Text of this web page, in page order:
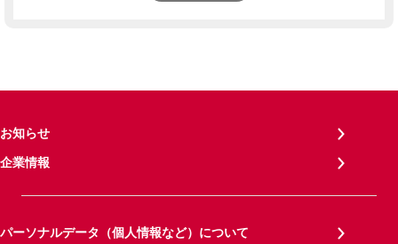
お知らせ
企業情報
パーソナルデータ（個人情報など）について